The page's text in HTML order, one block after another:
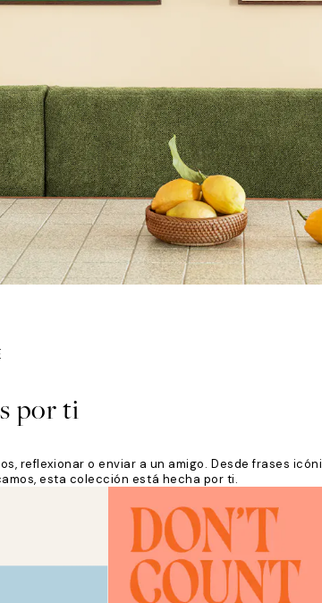
por ti
reflexionar o enviar a un amigo. Desde frases
esta colección está hecha por ti.